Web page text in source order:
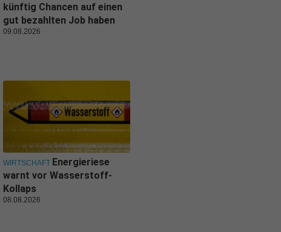
künftig Chancen auf einen
gut bezahlten Job haben
09.08.2026
WIRTSCHAFT Energieriese
warnt vor Wasserstoff-
Kollaps
08.08.2026